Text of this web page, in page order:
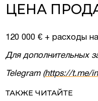
ЦЕНА
120 000 € + расходы
Для дополнительных
Telegram (https://t.me/
ТАКЖЕ ЧИТАЙТЕ